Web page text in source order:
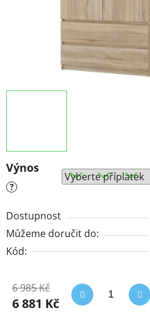
Výnos
?
Dostupnost
Můžeme doručit do:
Kód:
6 985 Kč
6 881 Kč